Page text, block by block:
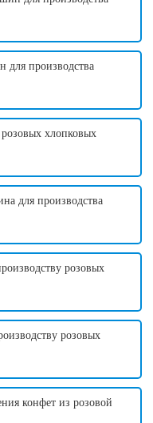
производства
хлопковых
для производства
розовых
розовых
конфет из розовой